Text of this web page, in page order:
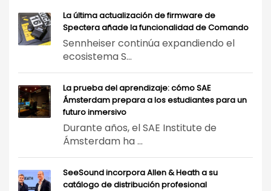
La última actualización de firmware de
Spectera añade la funcionalidad de Comando
Sennheiser continúa expandiendo el
ecosistema S...
La prueba del aprendizaje: cómo SAE
Ámsterdam prepara a los estudiantes para un
futuro inmersivo
Durante años, el SAE Institute de
Ámsterdam ha ...
SeeSound incorpora Allen & Heath a su
catálogo de distribución profesional